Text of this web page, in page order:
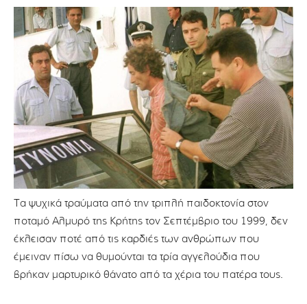
Τα ψυχικά τραύματα από την τριπλή παιδοκτονία στον
ποταμό Αλμυρό της Κρήτης τον Σεπτέμβριο του 1999, δεν
έκλεισαν ποτέ από τις καρδιές των ανθρώπων που
έμειναν πίσω να θυμούνται τα τρία αγγελούδια που
βρήκαν μαρτυρικό θάνατο από τα χέρια του πατέρα τους.